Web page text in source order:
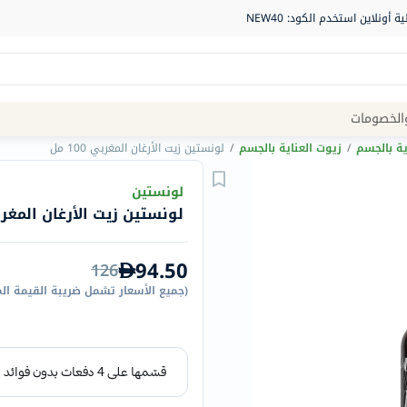
Navigation
الصيدلية
الماركات
Humantara
carroten
Posay
بالجسم / زيوت العناية بالجسم / لونستين زيت الأرغان المغربي 100 مل
لونستين
لونستين زيت الأرغان المغربي
94.50
126
(جميع الأسعار تشمل ضريبة القيمة